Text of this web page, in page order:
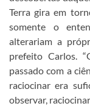
Terra gira em
somente o
alterariam a
prefeito Carlos.
passado com a
raciocinar era
observar,